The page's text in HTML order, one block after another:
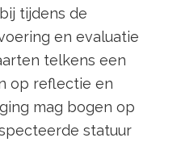
tijdens de
en evaluatie
telkens een
op reflectie en
mag bogen op
statuur